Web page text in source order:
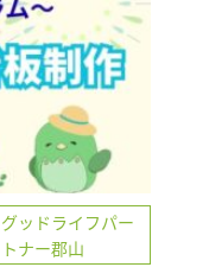
グッドライフパー
トナー郡山